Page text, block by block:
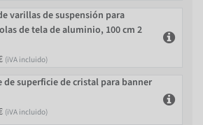
varillas de suspensión para
de tela de aluminio, 100 cm 2
(iVA incluido)
de superficie de cristal para banner
(iVA incluido)